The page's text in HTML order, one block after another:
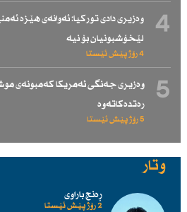
4
وەزیری دادی توركیا: ئەوانەی هێزە
لێخۆشبونیان بۆ نیە
4 رۆژ پێش ئێستا
5
وەزیری جەنگی ئەمریكا كەمبونەی
رەتدەكاتەوە
5 رۆژ پێش ئێستا
وتار
ڕەنج باراوی
2 رۆژ پێش ئێستا